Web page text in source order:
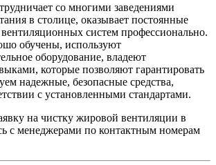
со многими заведениями
в столице, оказывает постоянные
систем профессионально.
обучены, используют
оборудование, владеют
которые позволяют гарантировать
надежные, безопасные средства,
с установленными стандартами.
на чистку жировой вентиляции в
с менеджерами по контактным номерам